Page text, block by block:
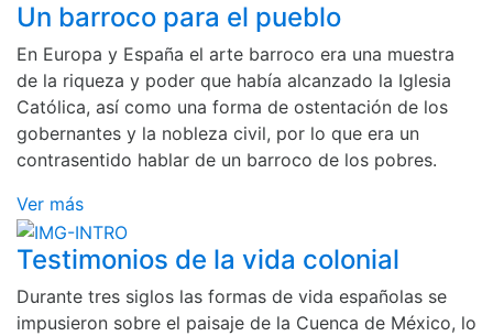
Un barroco para el pueblo
En Europa y España el arte barroco era una muestra
de la riqueza y poder que había alcanzado la Iglesia
Católica, así como una forma de ostentación de los
gobernantes y la nobleza civil, por lo que era un
contrasentido hablar de un barroco de los pobres.
Ver más
Testimonios de la vida colonial
Durante tres siglos las formas de vida españolas se
impusieron sobre el paisaje de la Cuenca de México, lo